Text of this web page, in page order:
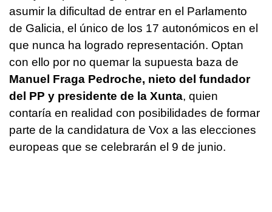
asumir la dificultad de entrar en el Parlamento
de Galicia, el único de los 17 autonómicos en el
que nunca ha logrado representación. Optan
con ello por no quemar la supuesta baza de
Manuel Fraga Pedroche, nieto del fundador
del PP y presidente de la Xunta, quien
contaría en realidad con posibilidades de formar
parte de la candidatura de Vox a las elecciones
europeas que se celebrarán el 9 de junio.